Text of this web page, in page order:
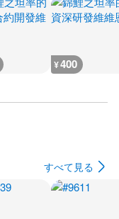
¥400
すべて見る